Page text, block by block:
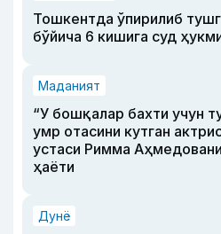
Тошкентда ўпирилиб
бўйича 6 кишига суд
Маданият
“У бошқалар бахти учун
умр отасини кутган
устаси Римма
ҳаёти
Дунё